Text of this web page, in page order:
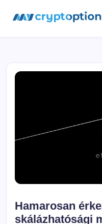
Hamarosan
skálázhatósági